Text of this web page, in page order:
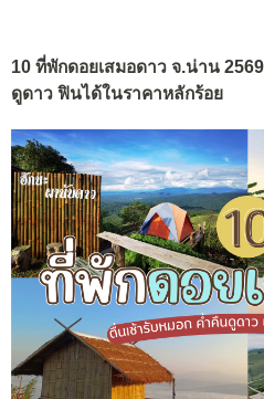
10 ที่พักดอยเสมอดาว จ.น่าน
ดูดาว ฟินได้ในราคาหลักร้อย